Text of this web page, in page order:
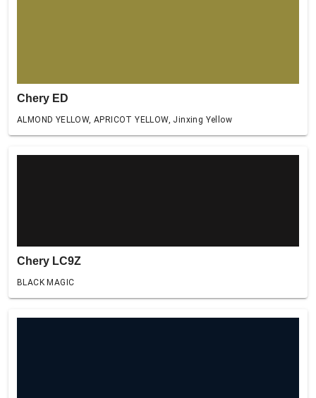
Chery ED
ALMOND YELLOW, APRICOT YELLOW, Jinxing Yellow
Chery LC9Z
BLACK MAGIC